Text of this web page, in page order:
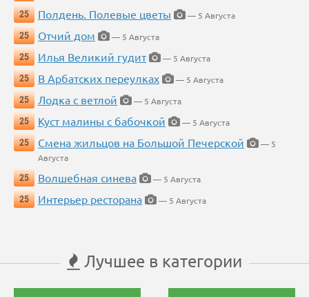
25
Полдень. Полевые цветы
— 5 Августа
25
Отчий дом
— 5 Августа
25
Илья Великий гудит
— 5 Августа
25
В Арбатских переулках
— 5 Августа
25
Лодка с ветлой
— 5 Августа
25
Куст малины с бабочкой
— 5 Августа
25
Смена жильцов на Большой Печерской
— 5
Августа
25
Волшебная синева
— 5 Августа
25
Интерьер ресторана — 5 Августа
Лучшее в категории